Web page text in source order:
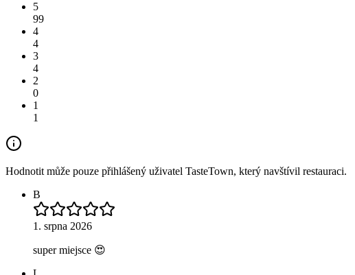
5
99
4
4
3
4
2
0
1
1
Hodnotit může pouze přihlášený uživatel TasteTown, který navštívil restauraci.
B
1. srpna 2026
super miejsce 😍